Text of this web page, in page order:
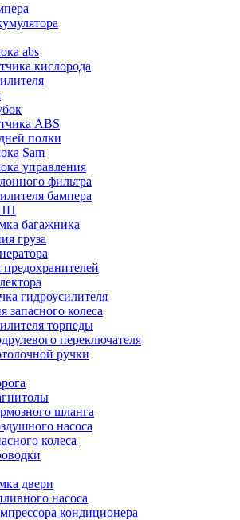
abs
кислорода
ABS
полки
Sam
управления
фильтра
бампера
багажника
груза
гидроусилителя
запасного колеса
торпеды
переключателя
ручки
шланга
насоса
колеса
двери
насоса
кондиционера